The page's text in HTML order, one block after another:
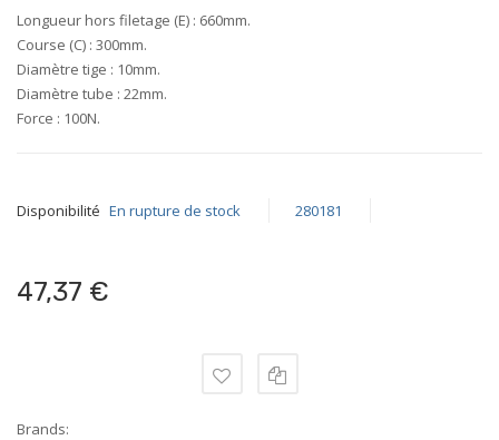
Longueur hors filetage (E) : 660mm.
Course (C) : 300mm.
Diamètre tige : 10mm.
Diamètre tube : 22mm.
Force : 100N.
Disponibilité En rupture de stock 280181
47,37 €
Brands: